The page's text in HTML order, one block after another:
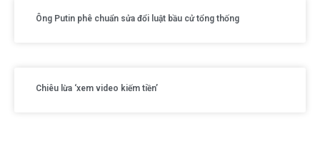
Ông Putin phê chuẩn sửa đổi luật bầu cử tổng thống
Chiêu lừa ‘xem video kiếm tiền’